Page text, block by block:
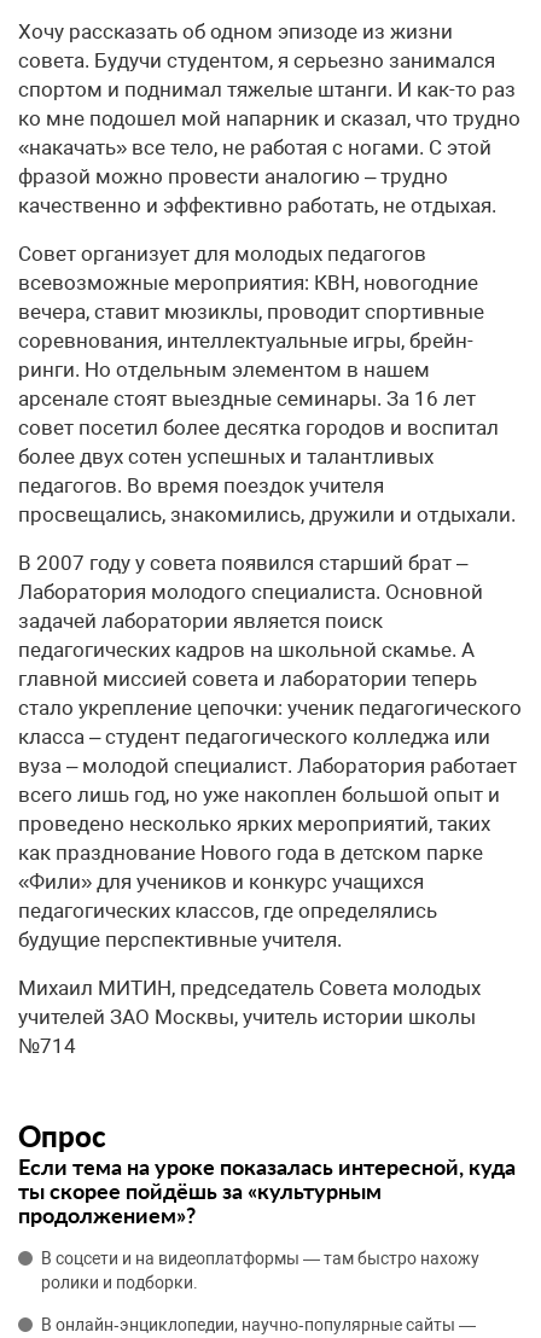
Хочу рассказать об одном эпизоде из жизни
совета. Будучи студентом, я серьезно занимался
спортом и поднимал тяжелые штанги. И как-то раз
ко мне подошел мой напарник и сказал, что трудно
«накачать» все тело, не работая с ногами. С этой
фразой можно провести аналогию – трудно
качественно и эффективно работать, не отдыхая.
Совет организует для молодых педагогов
всевозможные мероприятия: КВН, новогодние
вечера, ставит мюзиклы, проводит спортивные
соревнования, интеллектуальные игры, брейн-
ринги. Но отдельным элементом в нашем
арсенале стоят выездные семинары. За 16 лет
совет посетил более десятка городов и воспитал
более двух сотен успешных и талантливых
педагогов. Во время поездок учителя
просвещались, знакомились, дружили и отдыхали.
В 2007 году у совета появился старший брат –
Лаборатория молодого специалиста. Основной
задачей лаборатории является поиск
педагогических кадров на школьной скамье. А
главной миссией совета и лаборатории теперь
стало укрепление цепочки: ученик педагогического
класса – студент педагогического колледжа или
вуза – молодой специалист. Лаборатория работает
всего лишь год, но уже накоплен большой опыт и
проведено несколько ярких мероприятий, таких
как празднование Нового года в детском парке
«Фили» для учеников и конкурс учащихся
педагогических классов, где определялись
будущие перспективные учителя.
Михаил МИТИН, председатель Совета молодых
учителей ЗАО Москвы, учитель истории школы
№714
Опрос
Если тема на уроке показалась интересной, куда
ты скорее пойдёшь за «культурным
продолжением»?
В соцсети и на видеоплатформы — там быстро нахожу
ролики и подборки.
В онлайн‑энциклопедии, научно‑популярные сайты —